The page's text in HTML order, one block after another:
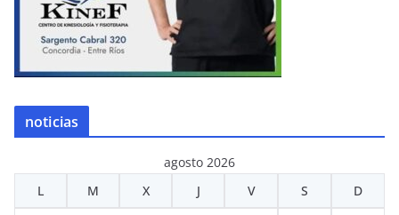
noticias
agosto 2026
L
M X J V S D